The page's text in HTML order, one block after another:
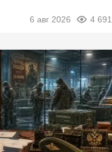
6 авг 2026 4 691